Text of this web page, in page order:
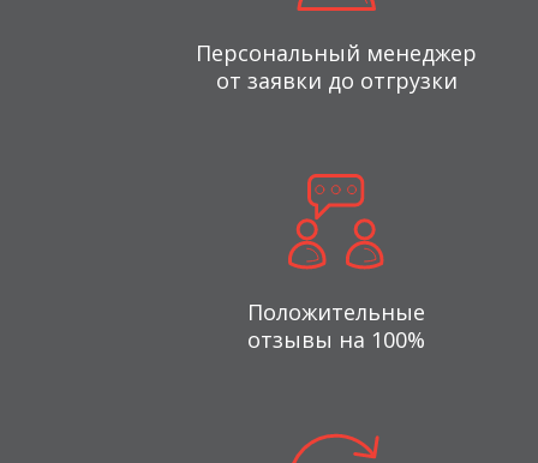
Персональный менеджер
от заявки до отгрузки
Положительные
отзывы на 100%